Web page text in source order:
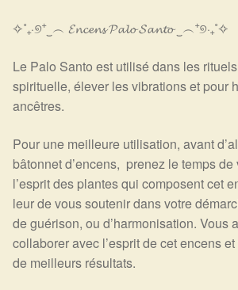
Protection énergétique : Trouvez
intérieur
Les pierres en détail
Test — Quelle Gardienne ?
La roue de l’année
✧˚₊‧୭⁺‿︵ 𝓔𝓷𝓬𝓮𝓷𝓼 𝓟𝓪𝓵𝓸 𝓢𝓪𝓷𝓽𝓸 ‿︵⁺୭‧₊˚✧
Le Palo Santo est utilisé dans les
spirituelle, élever les vibrations et pour
ancêtres.
Pour une meilleure utilisation, avant
bâtonnet d’encens, prenez le temps de
l’esprit des plantes qui composent cet
leur de vous soutenir dans votre
de guérison, ou d’harmonisation. Vous
collaborer avec l’esprit de cet encens
de meilleurs résultats.